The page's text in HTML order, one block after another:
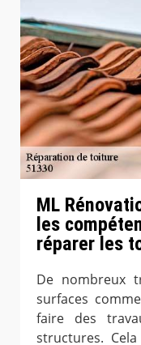
ML
les
réparer les
De nombreux
surfaces
faire des
structures.